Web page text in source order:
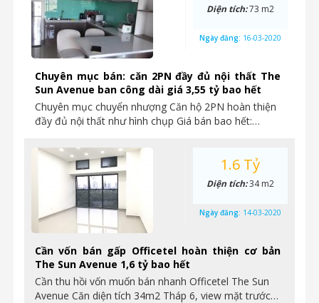
Chuyên mục bán: căn 2PN đầy đủ nội thất The
Sun Avenue ban công dài giá 3,55 tỷ bao hết
Chuyên mục chuyển nhượng Căn hộ 2PN hoàn thiện
đầy đủ nội thất như hình chụp Giá bán bao hết:…
Diện tích:73 m2
Ngày đăng: 16-03-2020
Cần vốn bán gấp Officetel hoàn thiện cơ bản
The Sun Avenue 1,6 tỷ bao hết
Cần thu hồi vốn muốn bán nhanh Officetel The Sun
Avenue Căn diện tích 34m2 Tháp 6, view mặt trước…
1.6 Tỷ
Diện tích:34 m2
Ngày đăng: 14-03-2020